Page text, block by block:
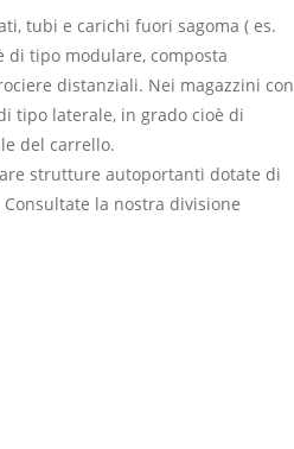
tubi e carichi fuori sagoma ( es.
tipo modulare, composta
distanziali. Nei magazzini con
tipo laterale, in grado cioè di
del carrello.
strutture autoportanti dotate di
la nostra divisione